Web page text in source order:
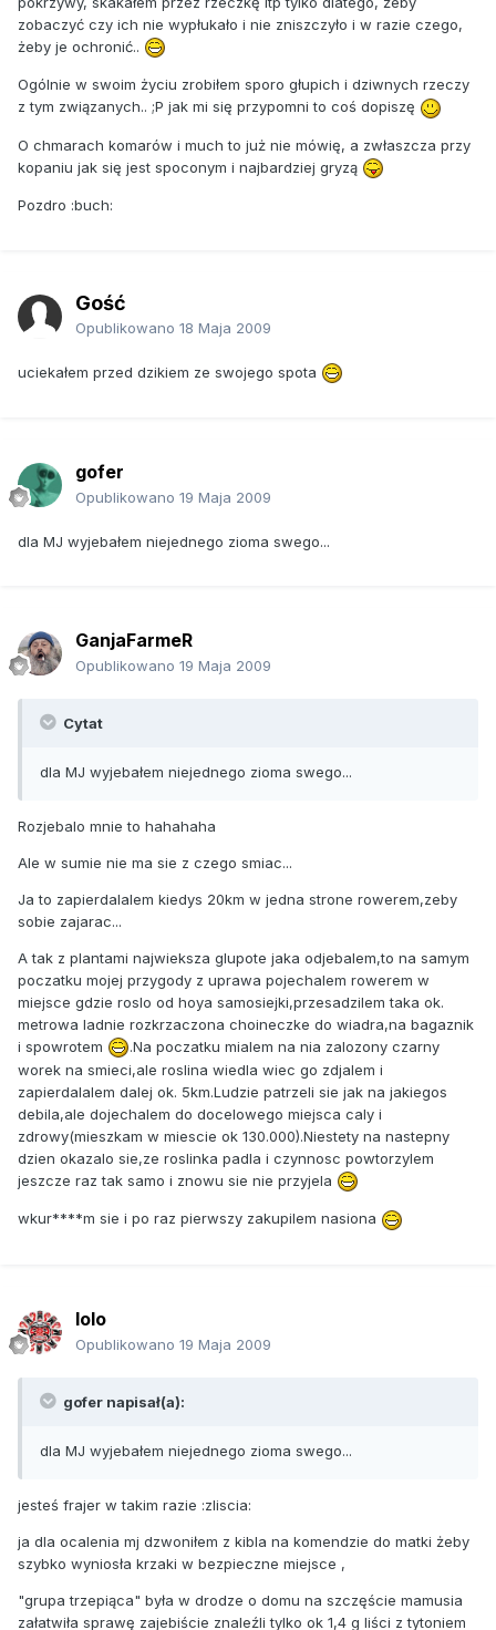
zobaczyć czy ich nie wypłukało i nie zniszczyło i w razie czego,
żeby je ochronić..
Ogólnie w swoim życiu zrobiłem sporo głupich i dziwnych rzeczy
z tym związanych.. ;P jak mi się przypomni to coś dopiszę
O chmarach komarów i much to już nie mówię, a zwłaszcza przy
kopaniu jak się jest spoconym i najbardziej gryzą
Pozdro :buch:
Gość
Opublikowano 18 Maja 2009
uciekałem przed dzikiem ze swojego spota
gofer
Opublikowano 19 Maja 2009
dla MJ wyjebałem niejednego zioma swego...
GanjaFarmeR
Opublikowano 19 Maja 2009
Cytat
dla MJ wyjebałem niejednego zioma swego...
Rozjebalo mnie to hahahaha
Ale w sumie nie ma sie z czego smiac...
Ja to zapierdalalem kiedys 20km w jedna strone rowerem,zeby
sobie zajarac...
A tak z plantami najwieksza glupote jaka odjebalem,to na samym
poczatku mojej przygody z uprawa pojechalem rowerem w
miejsce gdzie roslo od hoya samosiejki,przesadzilem taka ok.
metrowa ladnie rozkrzaczona choineczke do wiadra,na bagaznik
i spowrotem
.Na poczatku mialem na nia zalozony czarny
worek na smieci,ale roslina wiedla wiec go zdjalem i
zapierdalalem dalej ok. 5km.Ludzie patrzeli sie jak na jakiegos
debila,ale dojechalem do docelowego miejsca caly i
zdrowy(mieszkam w miescie ok 130.000).Niestety na nastepny
dzien okazalo sie,ze roslinka padla i czynnosc powtorzylem
jeszcze raz tak samo i znowu sie nie przyjela
wkur****m sie i po raz pierwszy zakupilem nasiona
lolo
Opublikowano 19 Maja 2009
gofer napisał(a):
dla MJ wyjebałem niejednego zioma swego...
jesteś frajer w takim razie :zliscia:
ja dla ocalenia mj dzwoniłem z kibla na komendzie do matki żeby
szybko wyniosła krzaki w bezpieczne miejsce ,
"grupa trzepiąca" była w drodze o domu na szczęście mamusia
załatwiła sprawę zajebiście znaleźli tylko ok 1,4 g liści z tytoniem